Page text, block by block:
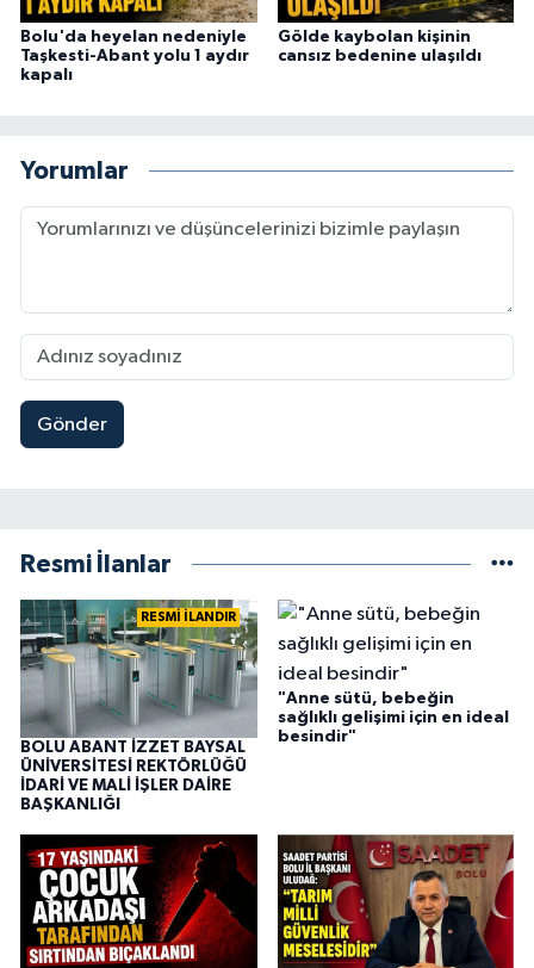
Bolu'da heyelan nedeniyle
Taşkesti-Abant yolu 1 aydır
kapalı
Gölde kaybolan kişinin
cansız bedenine ulaşıldı
Yorumlar
Gönder
Resmi İlanlar
RESMİ İLANDIR
BOLU ABANT İZZET BAYSAL
ÜNİVERSİTESİ REKTÖRLÜĞÜ
İDARİ VE MALİ İŞLER DAİRE
BAŞKANLIĞI
"Anne sütü, bebeğin
sağlıklı gelişimi için en ideal
besindir"